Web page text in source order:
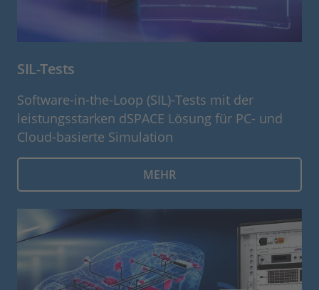
SIL-Tests
Software-in-the-Loop (SIL)-Tests mit der
leistungsstarken dSPACE Lösung für PC- und
Cloud-basierte Simulation
MEHR